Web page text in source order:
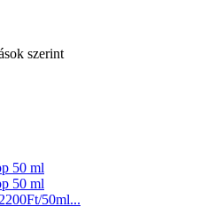
szerint
50ml...